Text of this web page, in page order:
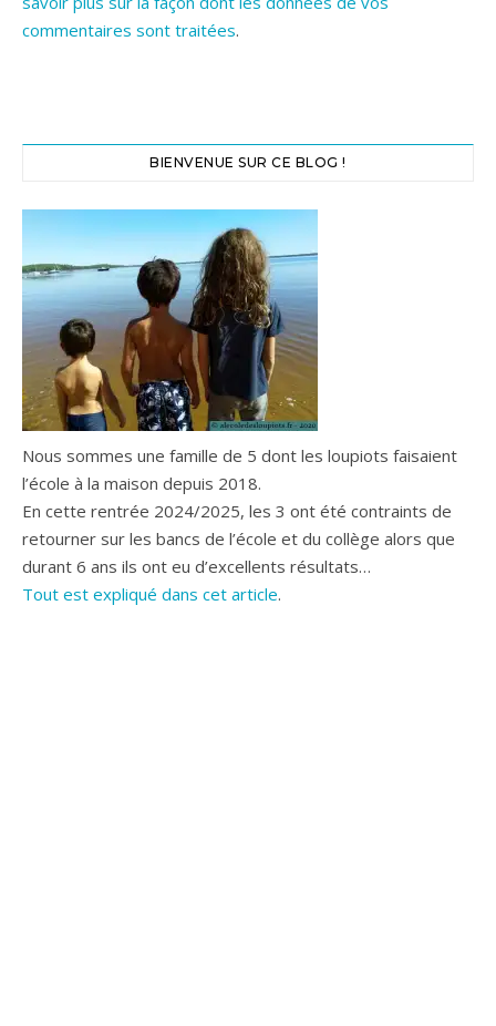
commentaires sont traitées.
BIENVENUE SUR CE BLOG !
Nous sommes une famille de 5 dont les loupiots faisaient
l’école à la maison depuis 2018.
En cette rentrée 2024/2025, les 3 ont été contraints de
retourner sur les bancs de l’école et du collège alors que
durant 6 ans ils ont eu d’excellents résultats…
Tout est expliqué dans cet article.